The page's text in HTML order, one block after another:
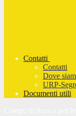
Contatti
Contatti
Dove
URP-
Documenti utili